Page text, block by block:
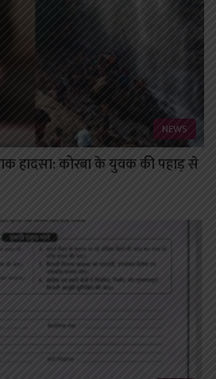
NEWS
हादसा: कोरबा के युवक की पहाड़ से